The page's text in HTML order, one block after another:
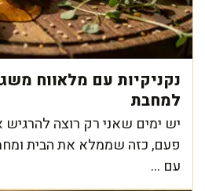
למחבת
יש ימים שאני רק רוצה
פעם, כזה שממלא את הבית
עם ...